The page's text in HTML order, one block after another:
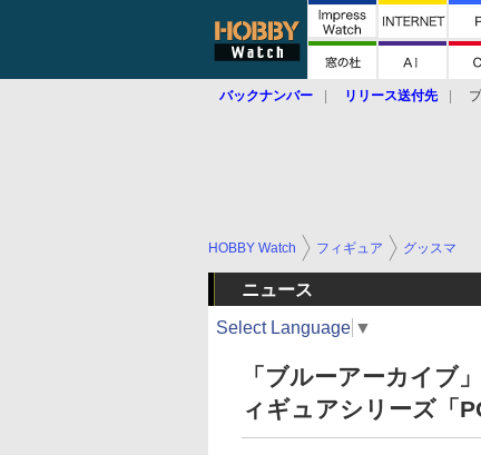
バックナンバー リリース送付先
HOBBY Watch フィギュア グッスマ
ニュース
Select Language ▼
「ブルーアーカイブ
ィギュアシリーズ「